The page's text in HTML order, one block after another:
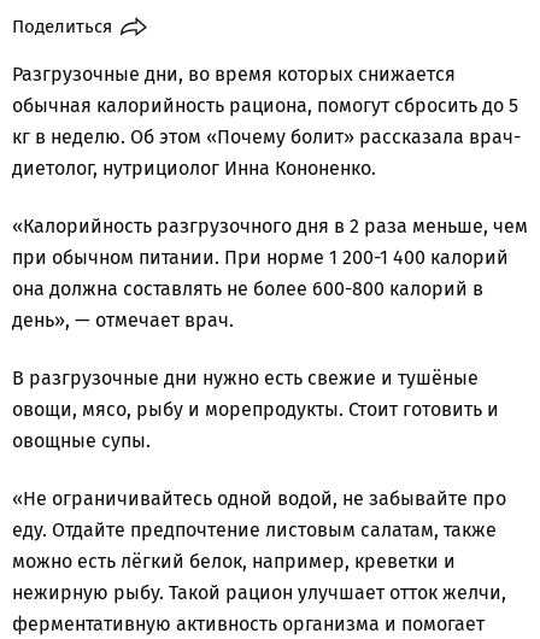
Поделиться
Разгрузочные дни, во время которых снижается
обычная калорийность рациона, помогут сбросить до 5
кг в неделю. Об этом «Почему болит» рассказала врач-
диетолог, нутрициолог Инна Кононенко.
«Калорийность разгрузочного дня в 2 раза меньше, чем
при обычном питании. При норме 1 200-1 400 калорий
она должна составлять не более 600-800 калорий в
день», — отмечает врач.
В разгрузочные дни нужно есть свежие и тушёные
овощи, мясо, рыбу и морепродукты. Стоит готовить и
овощные супы.
«Не ограничивайтесь одной водой, не забывайте про
еду. Отдайте предпочтение листовым салатам, также
можно есть лёгкий белок, например, креветки и
нежирную рыбу. Такой рацион улучшает отток желчи,
ферментативную активность организма и помогает